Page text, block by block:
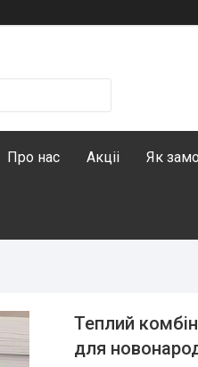
Про нас Акціі Як
Теплий
для